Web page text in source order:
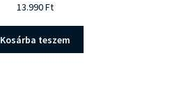
13.990Ft
Kosárba teszem